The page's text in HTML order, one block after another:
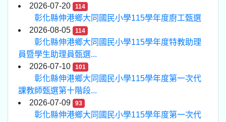
2026-07-20
114
彰化縣伸港鄉大同國民小學115學年度廚工甄選
2026-08-05
114
彰化縣伸港鄉大同國民小學115學年度特教助理
員暨學生助理員甄選...
2026-07-10
101
彰化縣伸港鄉大同國民小學115學年度第一次代
課教師甄選第十階段...
2026-07-09
93
彰化縣伸港鄉大同國民小學115學年度第一次代